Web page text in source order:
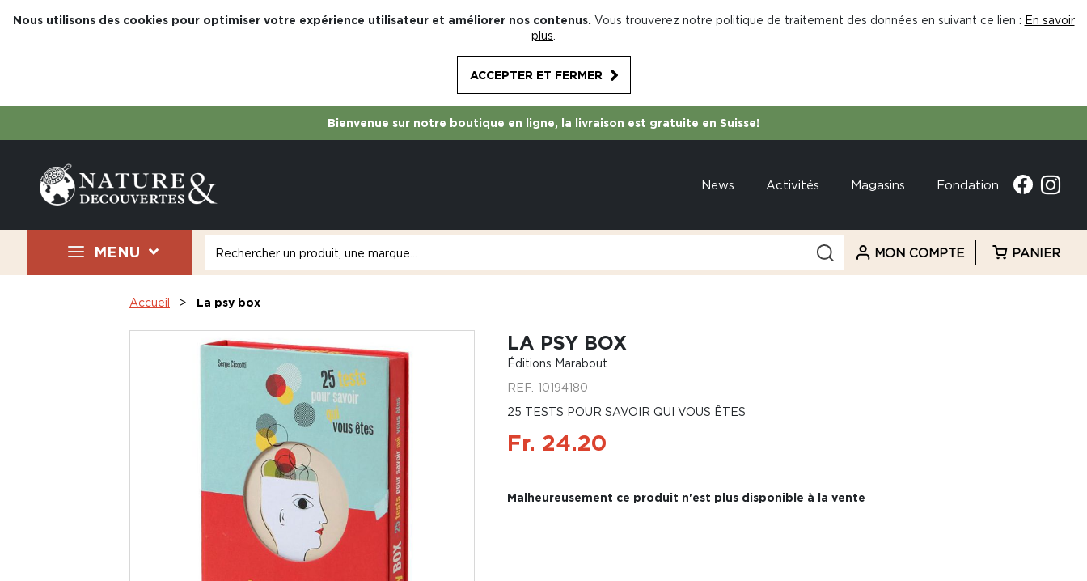
Nous utilisons des cookies pour optimiser votre expérience utilisateur et améliorer nos contenus. Vous trouverez notre politique de traitement des données en suivant ce lien : En savoir
plus
ACCEPTER ET FERMER
Bienvenue sur notre boutique en ligne, la livraison est gratuite en Suisse!
News Activités Magasins Fondation
MENU MON COMPTE PANIER
Accueil La psy box
LA PSY BOX
Éditions Marabout
REF. 10194180
25 TESTS POUR SAVOIR QUI VOUS ÊTES
Fr. 24.20
Malheureusement ce produit n'est plus disponible à la vente